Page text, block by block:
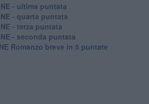
- ultima puntata
- quarta puntata
- terza puntata
- seconda puntata
Romanzo breve in 5 puntate